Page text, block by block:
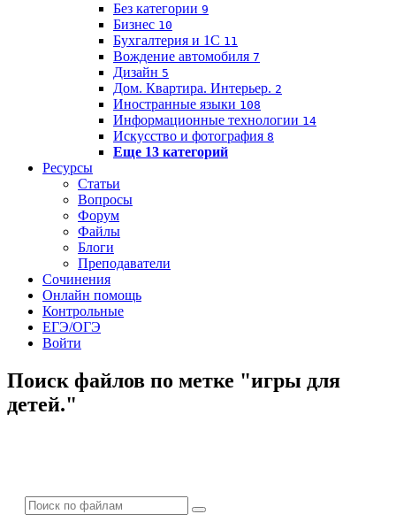
Без категории 9
Бизнес 10
Бухгалтерия и 1C 11
Вождение автомобиля 7
Дизайн 5
Дом. Квартира. Интерьер. 2
Иностранные языки 108
Информационные технологии 14
Искусство и фотография 8
Еще 13 категорий
Ресурсы
Статьи
Вопросы
Форум
Файлы
Блоги
Преподаватели
Сочинения
Онлайн помощь
Контрольные
ЕГЭ/ОГЭ
Войти
Поиск файлов по метке "игры для
детей."